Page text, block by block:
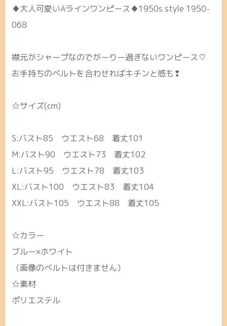
♦大人可愛いAラインワンピース♦1950s style 1950-
068
襟元がシャープなのでがーりー過ぎないワンピース♡
お手持ちのベルトを合わせればキチンと感も❢
☆サイズ(cm)
S:バスト85 ウエスト68 着丈101
M:バスト90 ウエスト73 着丈102
L:バスト95 ウエスト78 着丈103
XL:バスト100 ウエスト83 着丈104
XXL:バスト105 ウエスト88 着丈105
☆カラー
ブルー×ホワイト
（画像のベルトは付きません）
☆素材
ポリエステル